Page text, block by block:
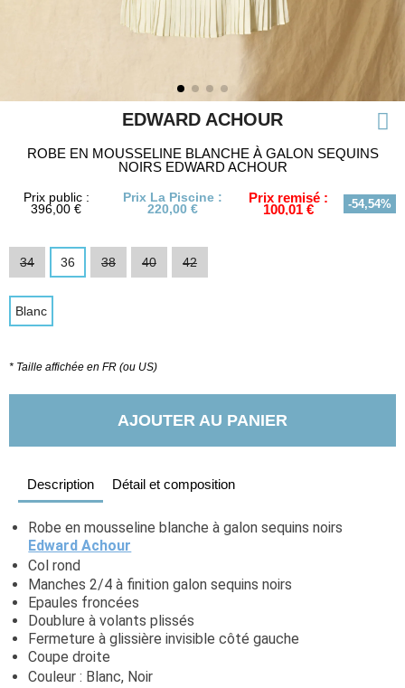
EDWARD ACHOUR
ROBE EN MOUSSELINE BLANCHE À GALON SEQUINS
NOIRS EDWARD ACHOUR
Prix public :
396,00 €
Prix La Piscine :
220,00 €
Prix remisé :
100,01 € -54,54%
34 36 38 40 42
Blanc
* Taille affichée en FR (ou US)
AJOUTER AU PANIER
Description Détail et composition
Edward Achour
Col rond
Manches 2/4 à finition galon sequins noirs
Epaules froncées
Doublure à volants plissés
Fermeture à glissière invisible côté gauche
Coupe droite
Couleur : Blanc, Noir